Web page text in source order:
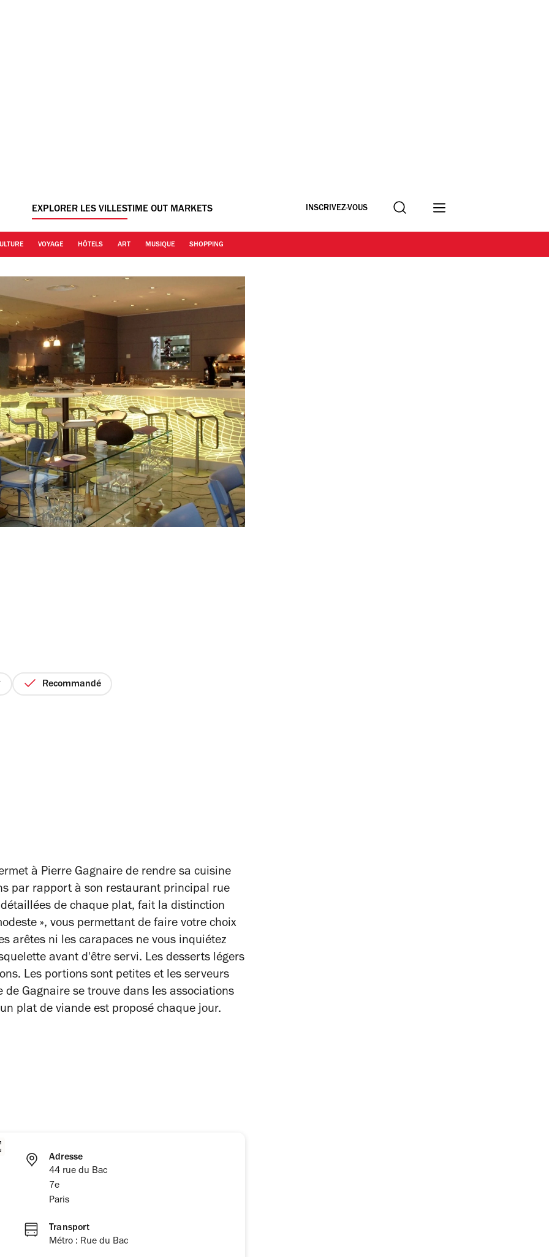
EXPLORER LES VILLESTIME OUT MARKETS INSCRIVEZ-VOUS Recherche
VOYAGE HÔTELS ART MUSIQUE SHOPPING
Recommandé
à Pierre Gagnaire de rendre sa cuisine
par rapport à son restaurant principal rue
de chaque plat, fait la distinction
», vous permettant de faire votre choix
arêtes ni les carapaces ne vous inquiétez
avant d'être servi. Les desserts légers
Les portions sont petites et les serveurs
Gagnaire se trouve dans les associations
plat de viande est proposé chaque jour.
Adresse
44 rue du Bac
7e
Paris
Transport
Métro : Rue du Bac